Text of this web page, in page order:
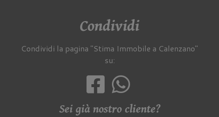
Condividi
Condividi la pagina "Stima Immobile a Calenzano"
su:
Sei già nostro cliente?